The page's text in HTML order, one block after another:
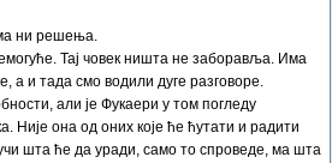
ни решења.
Тај човек ништа не заборавља. Има
а и тада смо водили дуге разговоре.
али је Фукаери у том погледу
Није она од оних које ће ћутати и радити
шта ће да уради, само то спроведе, ма шта